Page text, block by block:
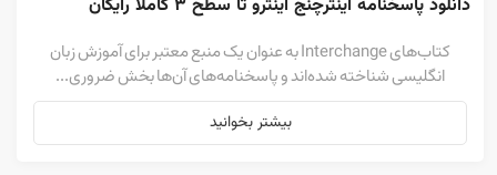
دانلود پاسخنامه اینترچنج اینترو تا سطح ۳ کاملا رایگان
کتاب‌های Interchange به عنوان یک منبع معتبر برای آموزش زبان
انگلیسی شناخته شده‌اند و پاسخنامه‌های آن‌ها بخش ضروری...
بیشتر بخوانید